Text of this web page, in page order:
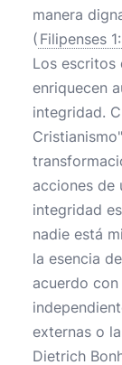
manera
( Filipenses
Los
enriquecen
integridad.
acciones de
integridad
nadie está
la esencia
acuerdo
externas o
Dietrich